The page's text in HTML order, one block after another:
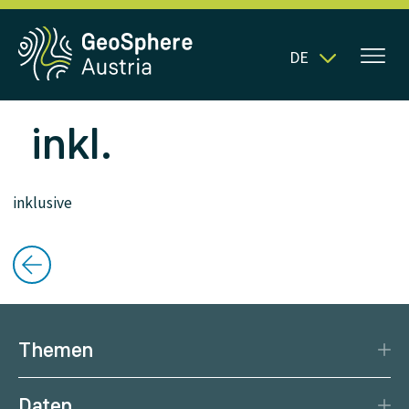
DE
inkl.
inklusive
Themen